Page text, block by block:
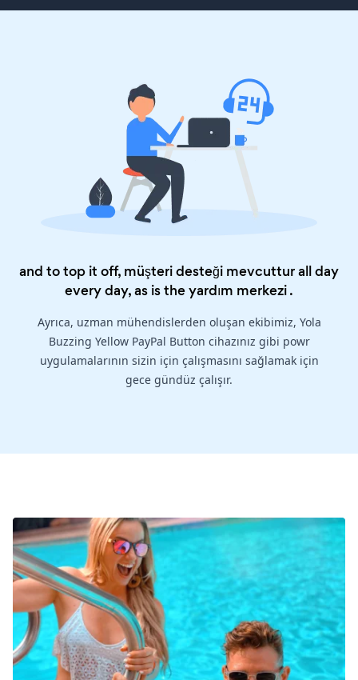
and to top it off, müşteri desteği mevcuttur all day
every day, as is theyardım merkezi.
Ayrıca, uzman mühendislerden oluşan ekibimiz, Yola
Buzzing Yellow PayPal Button cihazınız gibi powr
uygulamalarının sizin için çalışmasını sağlamak için
gece gündüz çalışır.